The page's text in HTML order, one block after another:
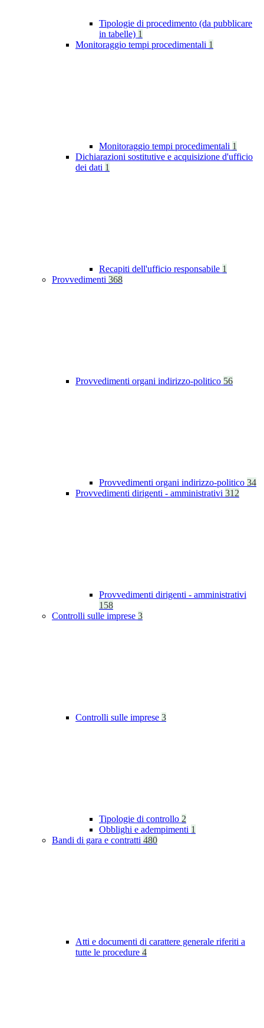
Tipologie di procedimento (da pubblicare
in tabelle) 1
Monitoraggio tempi procedimentali 1
Monitoraggio tempi procedimentali 1
Dichiarazioni sostitutive e acquisizione d'ufficio
dei dati 1
Recapiti dell'ufficio responsabile 1
Provvedimenti 368
Provvedimenti organi indirizzo-politico 56
Provvedimenti organi indirizzo-politico 34
Provvedimenti dirigenti - amministrativi 312
Provvedimenti dirigenti - amministrativi
158
Controlli sulle imprese 3
Controlli sulle imprese 3
Tipologie di controllo 2
Obblighi e adempimenti 1
Bandi di gara e contratti 480
Atti e documenti di carattere generale riferiti a
tutte le procedure 4